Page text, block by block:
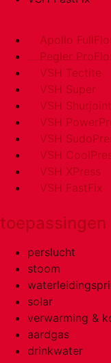
Apollo
Pegler
VSH Tectite
VSH Super
VSH Shurjoint
VSH
VSH
VSH
VSH XPress
VSH FastFix
toepassingen
perslucht
stoom
solar
verwarming &
aardgas
drinkwater